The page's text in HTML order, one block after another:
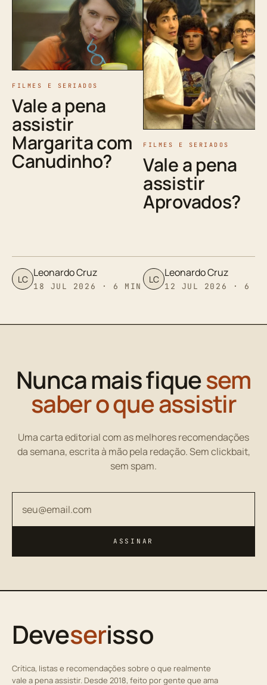
FILMES E SERIADOS
Vale a pena
assistir
Margarita com
Canudinho?
LC Leonardo Cruz
18 JUL 2026 · 6 MIN
FILMES E SERIADOS
Vale a pena
assistir
Aprovados?
LC Leonardo Cruz
12 JUL 2026 · 6
Nunca mais fiquesem
saber o que assistir
Uma carta editorial com as melhores recomendações
da semana, escrita à mão pela redação. Sem clickbait,
sem spam.
ASSINAR
Deveserisso
Crítica, listas e recomendações sobre o que realmente
vale a pena assistir. Desde 2018, feito por gente que ama